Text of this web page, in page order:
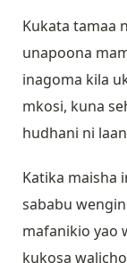
Kukata tamaa
unapoona
inagoma kila
mkosi, kuna
hudhani ni
Katika maisha
sababu
mafanikio yao
kukosa